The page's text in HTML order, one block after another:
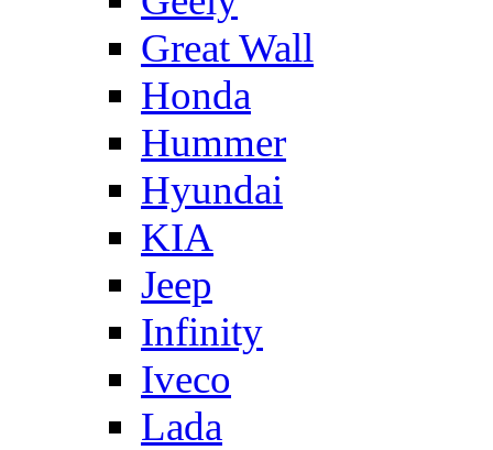
Great Wall
Honda
Hummer
Hyundai
KIA
Jeep
Infinity
Iveco
Lada